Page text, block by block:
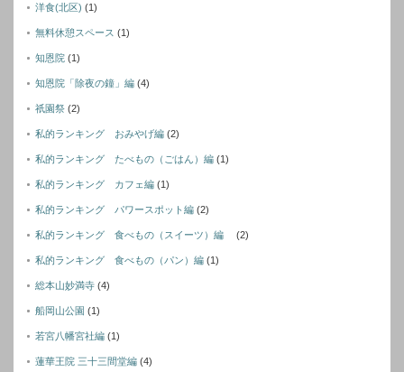
洋食(北区) (1)
無料休憩スペース (1)
知恩院 (1)
知恩院「除夜の鐘」編 (4)
祇園祭 (2)
私的ランキング おみやげ編 (2)
私的ランキング たべもの（ごはん）編 (1)
私的ランキング カフェ編 (1)
私的ランキング パワースポット編 (2)
私的ランキング 食べもの（スイーツ）編 (2)
私的ランキング 食べもの（パン）編 (1)
総本山妙満寺 (4)
船岡山公園 (1)
若宮八幡宮社編 (1)
蓮華王院 三十三間堂編 (4)